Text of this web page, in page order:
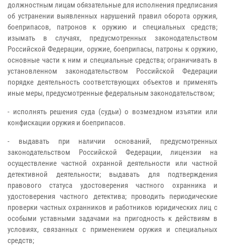
должностным лицам обязательные для исполнения предписания
об устранении выявленных нарушений правил оборота оружия,
боеприпасов, патронов к оружию и специальных средств;
изымать в случаях, предусмотренных законодательством
Российской Федерации, оружие, боеприпасы, патроны к оружию,
основные части к ним и специальные средства; ограничивать в
установленном законодательством Российской Федерации
порядке деятельность соответствующих объектов и применять
иные меры, предусмотренные федеральным законодательством;
- исполнять решения суда (судьи) о возмездном изъятии или
конфискации оружия и боеприпасов.
- выдавать при наличии оснований, предусмотренных
законодательством Российской Федерации, лицензии на
осуществление частной охранной деятельности или частной
детективной деятельности; выдавать для подтверждения
правового статуса удостоверения частного охранника и
удостоверения частного детектива; проводить периодические
проверки частных охранников и работников юридических лиц с
особыми уставными задачами на пригодность к действиям в
условиях, связанных с применением оружия и специальных
средств;